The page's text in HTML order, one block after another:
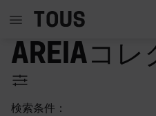
Areiaコレ
検索条件：